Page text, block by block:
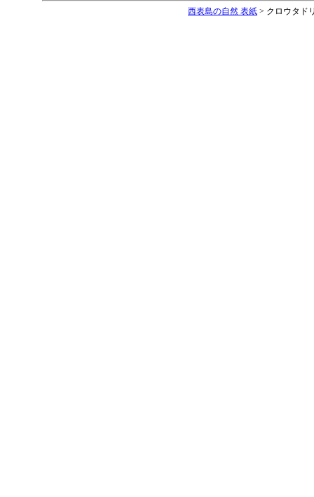
西表島の自然 表紙 > クロウタド